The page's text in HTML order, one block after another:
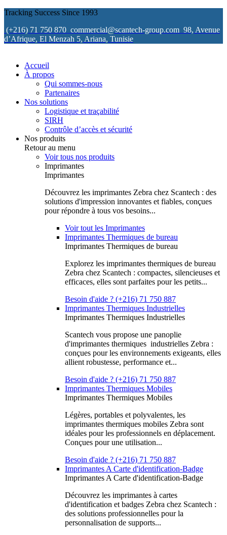
Tracking Success Since 1993
(+216) 71 750 870 commercial@scantech-group.com 98, Avenue
d’Afrique, El Menzah 5, Ariana, Tunisie
Accueil
À propos
Qui sommes-nous
Partenaires
Nos solutions
Logistique et traçabilité
SIRH
Contrôle d’accès et sécurité
Nos produits
Retour au menu
Voir tous nos produits
Imprimantes
Imprimantes
Découvrez les imprimantes Zebra chez Scantech : des
solutions d'impression innovantes et fiables, conçues
pour répondre à tous vos besoins...
Voir tout les Imprimantes
Imprimantes Thermiques de bureau
Imprimantes Thermiques de bureau
Explorez les imprimantes thermiques de bureau
Zebra chez Scantech : compactes, silencieuses et
efficaces, elles sont parfaites pour les petits...
Besoin d'aide ? (+216) 71 750 887
Imprimantes Thermiques Industrielles
Imprimantes Thermiques Industrielles
Scantech vous propose une panoplie
d'imprimantes thermiques industrielles Zebra :
conçues pour les environnements exigeants, elles
allient robustesse, performance et...
Besoin d'aide ? (+216) 71 750 887
Imprimantes Thermiques Mobiles
Imprimantes Thermiques Mobiles
Légères, portables et polyvalentes, les
imprimantes thermiques mobiles Zebra sont
idéales pour les professionnels en déplacement.
Conçues pour une utilisation...
Besoin d'aide ? (+216) 71 750 887
Imprimantes A Carte d'identification-Badge
Imprimantes A Carte d'identification-Badge
Découvrez les imprimantes à cartes
d'identification et badges Zebra chez Scantech :
des solutions professionnelles pour la
personnalisation de supports...